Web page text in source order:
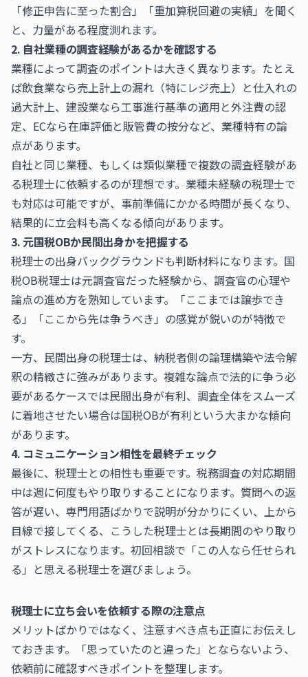
「修正申告に至った割合」「重加算税回避の実績」を聞く
と、力量がある程度測れます。
2. 自社業種の調査経験があるかを確認する
業種によって調査のポイントは大きく異なります。たとえ
ば飲食業なら売上計上の漏れ（特にレジ売上）と仕入れの
過大計上、建設業なら工事進行基準の適用と外注費の認
定、ECなら在庫評価と販管費の按分など、業種特有の論
点があります。
自社と同じ業種、もしくは類似業種で複数の調査経験があ
る税理士に依頼するのが理想です。業種未経験の税理士で
も対応は可能ですが、事前準備にかかる時間が長くなり、
結果的に立会料も高くなる傾向があります。
3. 元国税OBか民間出身かを把握する
税理士の出身バックグラウンドも判断材料になります。国
税OB税理士は元調査官だった経験から、調査官の心理や
論点の進め方を熟知しています。「ここまでは譲歩でき
る」「ここから先は争うべき」の感覚が鋭いのが特徴で
す。
一方、民間出身の税理士は、納税者側の論理構築や法令解
釈の精緻さに強みがあります。複雑な論点で法的に争う必
要があるケースでは民間出身が有利、調査全体をスムーズ
に着地させたい場合は国税OBが有利という大まかな傾向
があります。
4. コミュニケーション相性を最終チェック
最後に、税理士との相性も重要です。税務調査の対応期間
中は週に何度もやり取りすることになります。質問への返
答が遅い、専門用語ばかりで説明が分かりにくい、上から
目線で接してくる、こうした税理士とは長期間のやり取り
がストレスになります。初回相談で「この人なら任せられ
る」と思える税理士を選びましょう。
税理士に立ち会いを依頼する際の注意点
メリットばかりではなく、注意すべき点も正直にお伝えし
ておきます。「思っていたのと違った」とならないよう、
依頼前に確認すべきポイントを整理します。